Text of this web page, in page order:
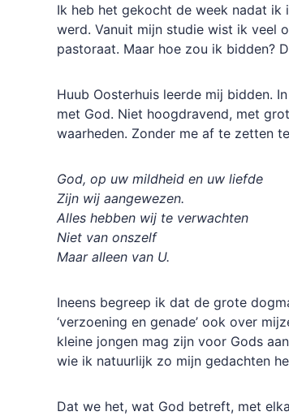
Ik heb het gekocht de week nadat ik
werd. Vanuit mijn studie wist ik veel
pastoraat. Maar hoe zou ik bidden?
Huub Oosterhuis leerde mij bidden.
met God. Niet hoogdravend, met
waarheden. Zonder me af te zetten
God, op uw mildheid en uw liefde
Zijn wij aangewezen.
Alles hebben wij te verwachten
Niet van onszelf
Maar alleen van U.
Ineens begreep ik dat de grote
‘verzoening en genade’ ook over
kleine jongen mag zijn voor Gods
wie ik natuurlijk zo mijn gedachten
Dat we het, wat God betreft, met